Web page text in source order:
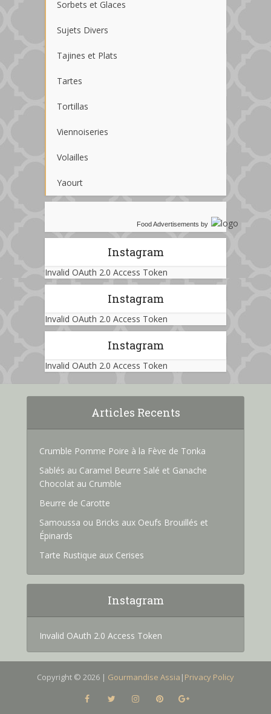
Sorbets et Glaces
Sujets Divers
Tajines et Plats
Tartes
Tortillas
Viennoiseries
Volailles
Yaourt
Food Advertisements by
Instagram
Invalid OAuth 2.0 Access Token
Instagram
Invalid OAuth 2.0 Access Token
Instagram
Invalid OAuth 2.0 Access Token
Articles Recents
Crumble Pomme Poire à la Fève de Tonka
Sablés au Caramel Beurre Salé et Ganache
Chocolat au Crumble
Beurre de Carotte
Samoussa ou Bricks aux Oeufs Brouillés et
Épinards
Tarte Rustique aux Cerises
Instagram
Invalid OAuth 2.0 Access Token
Copyright © 2026 | Gourmandise Assia | Privacy Policy